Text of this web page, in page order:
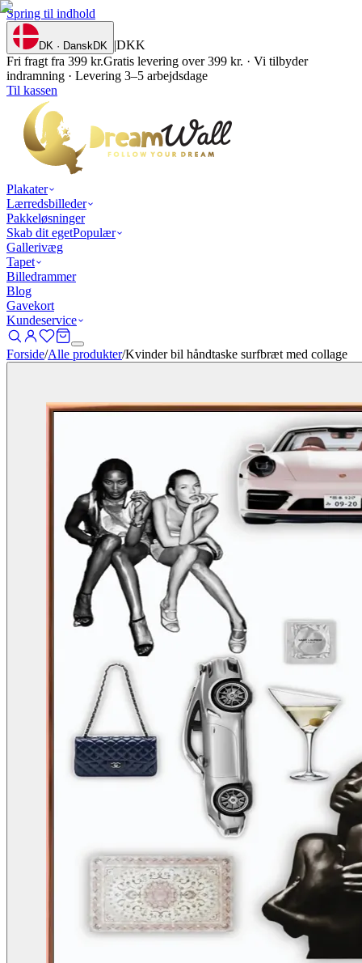
Spring til indhold
DK · DanskDK |DKK
Fri fragt fra 399 kr.Gratis levering over 399 kr. · Vi tilbyder
indramning · Levering 3–5 arbejdsdage
Til kassen
Plakater
Lærredsbilleder
Pakkeløsninger
Skab dit egetPopulær
Gallerivæg
Tapet
Billedrammer
Blog
Gavekort
Kundeservice
Forside/Alle produkter/Kvinder bil håndtaske surfbræt med collage